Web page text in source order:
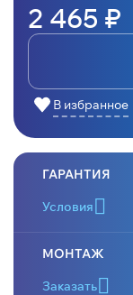
2 465 ₽
В избранное
ГАРАНТИЯ
Условия
МОНТАЖ
Заказать